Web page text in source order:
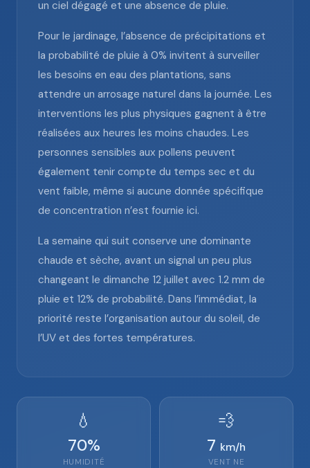
un ciel dégagé et une absence de pluie.
Pour le jardinage, l’absence de précipitations et
la probabilité de pluie à 0% invitent à surveiller
les besoins en eau des plantations, sans
attendre un arrosage naturel dans la journée. Les
interventions les plus physiques gagnent à être
réalisées aux heures les moins chaudes. Les
personnes sensibles aux pollens peuvent
également tenir compte du temps sec et du
vent faible, même si aucune donnée spécifique
de concentration n’est fournie ici.
La semaine qui suit conserve une dominante
chaude et sèche, avant un signal un peu plus
changeant le dimanche 12 juillet avec 1.2 mm de
pluie et 12% de probabilité. Dans l’immédiat, la
priorité reste l’organisation autour du soleil, de
l’UV et des fortes températures.
💧
70%
HUMIDITÉ
💨
7 km/h
VENT NE